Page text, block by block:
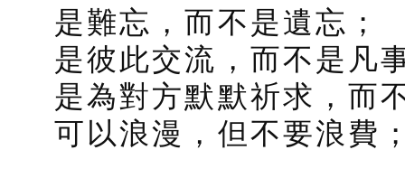
是難忘，而不是遺忘；
是彼此交流，而不是凡
是為對方默默祈求，而
可以浪漫，但不要浪費